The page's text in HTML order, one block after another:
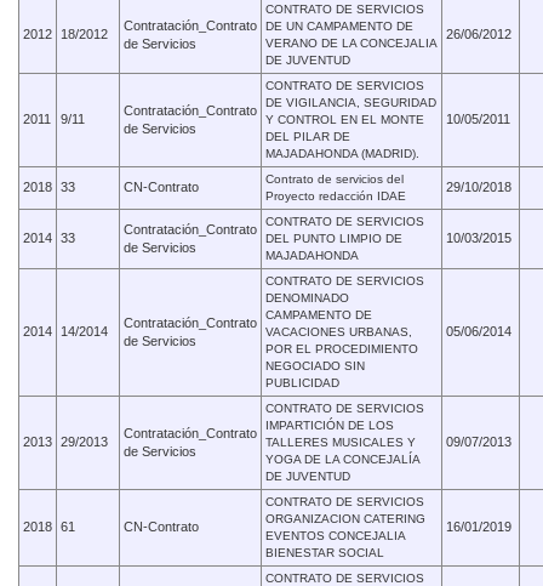
2012 18/2012
Contratación_Contrato
de Servicios
CONTRATO DE SERVICIOS
DE UN CAMPAMENTO DE
VERANO DE LA CONCEJALIA
DE JUVENTUD
26/06/2012
2011 9/11
Contratación_Contrato
de Servicios
CONTRATO DE SERVICIOS
DE VIGILANCIA, SEGURIDAD
Y CONTROL EN EL MONTE
DEL PILAR DE
MAJADAHONDA (MADRID).
10/05/2011
2018 33 CN-Contrato
Contrato de servicios del
Proyecto redacción IDAE
29/10/2018
2014 33
Contratación_Contrato
de Servicios
CONTRATO DE SERVICIOS
DEL PUNTO LIMPIO DE
MAJADAHONDA
10/03/2015
2014 14/2014
Contratación_Contrato
de Servicios
CONTRATO DE SERVICIOS
DENOMINADO
CAMPAMENTO DE
VACACIONES URBANAS,
POR EL PROCEDIMIENTO
NEGOCIADO SIN
PUBLICIDAD
05/06/2014
2013 29/2013
Contratación_Contrato
de Servicios
CONTRATO DE SERVICIOS
IMPARTICIÓN DE LOS
TALLERES MUSICALES Y
YOGA DE LA CONCEJALÍA
DE JUVENTUD
09/07/2013
2018 61 CN-Contrato
CONTRATO DE SERVICIOS
ORGANIZACION CATERING
EVENTOS CONCEJALIA
BIENESTAR SOCIAL
16/01/2019
CONTRATO DE SERVICIOS